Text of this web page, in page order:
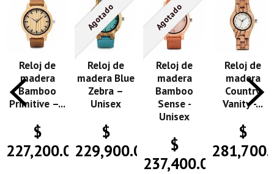
Reloj de
madera
Bamboo
Primitive –...
$
227,200.00
Agotado
Reloj de
madera Blue
Zebra –
Unisex
$
229,900.00
Agotado
Reloj de
madera
Bamboo
Sense -
Unisex
$
237,400.00
Reloj de
madera
Country
Vanity -...
$